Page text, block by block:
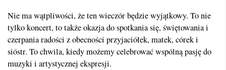
Nie ma wątpliwości, że ten wieczór będzie wyjątkowy. To nie
tylko koncert, to także okazja do spotkania się, świętowania i
czerpania radości z obecności przyjaciółek, matek, córek i
sióstr. To chwila, kiedy możemy celebrować wspólną pasję do
muzyki i artystycznej ekspresji.